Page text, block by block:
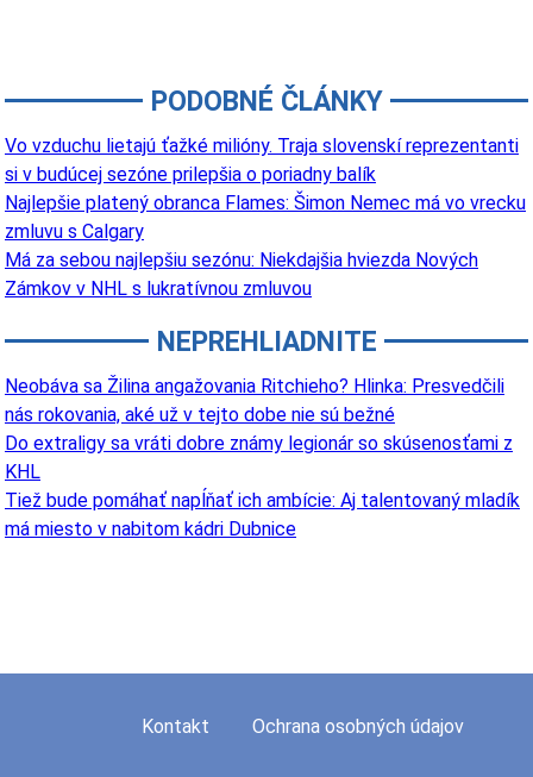
PODOBNÉ ČLÁNKY
Vo vzduchu lietajú ťažké milióny. Traja slovenskí reprezentanti
si v budúcej sezóne prilepšia o poriadny balík
Najlepšie platený obranca Flames: Šimon Nemec má vo vrecku
zmluvu s Calgary
Má za sebou najlepšiu sezónu: Niekdajšia hviezda Nových
Zámkov v NHL s lukratívnou zmluvou
NEPREHLIADNITE
Neobáva sa Žilina angažovania Ritchieho? Hlinka: Presvedčili
nás rokovania, aké už v tejto dobe nie sú bežné
Do extraligy sa vráti dobre známy legionár so skúsenosťami z
KHL
Tiež bude pomáhať napĺňať ich ambície: Aj talentovaný mladík
má miesto v nabitom kádri Dubnice
Kontakt Ochrana osobných údajov